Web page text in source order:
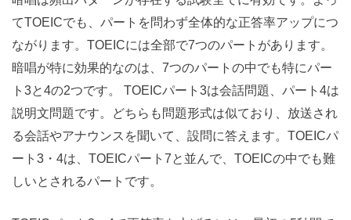
てTOEICでも、パートを問わず全体的な正答率アップにつ
ながります。TOEICには全部で7つのパートがあります。
暗唱が特に効果的なのは、7つのパートの中でも特にパー
ト3と4の2つです。 TOEICパート3は会話問題、パート4は
説明文問題です。どちらも問題形式は似ており、放送され
る会話やアナウンスを聞いて、設問に答えます。TOEICパ
ート3・4は、TOEICパート7と並んで、TOEICの中でも難
しいとされるパートです。